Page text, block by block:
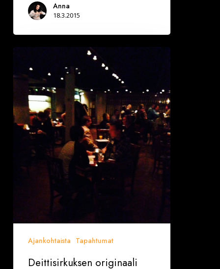
Anna
18.3.2015
originaali
speed
dating
TAMPEREELLA
taas
ennakkovaraukset)
Ajankohtaista Tapahtumat
Deittisirkuksen originaali